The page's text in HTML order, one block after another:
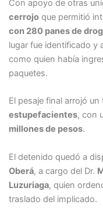
Con apoyo de otras
cerrojoque permitió
con 280 panes de
lugar fue identificado y
como quien había
paquetes.
El pesaje final arrojó
estupefacientes, con
millones de pesos.
El detenido quedó a
Oberá, a cargo del Dr.
Luzuriaga, quien
traslado del implicado.